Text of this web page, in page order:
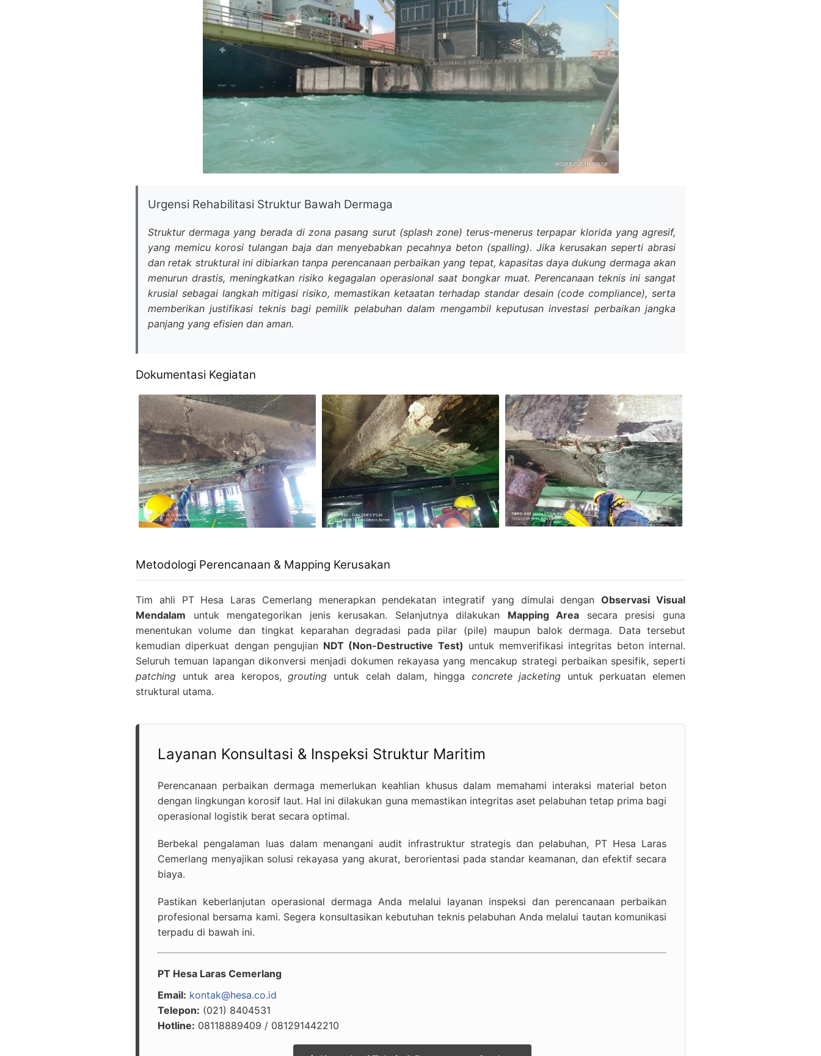
Urgensi Rehabilitasi Struktur Bawah Dermaga
Struktur dermaga yang berada di zona pasang surut (splash zone) terus-menerus terpapar klorida yang agresif,
yang memicu korosi tulangan baja dan menyebabkan pecahnya beton (spalling). Jika kerusakan seperti abrasi
dan retak struktural ini dibiarkan tanpa perencanaan perbaikan yang tepat, kapasitas daya dukung dermaga akan
menurun drastis, meningkatkan risiko kegagalan operasional saat bongkar muat. Perencanaan teknis ini sangat
krusial sebagai langkah mitigasi risiko, memastikan ketaatan terhadap standar desain (code compliance), serta
memberikan justifikasi teknis bagi pemilik pelabuhan dalam mengambil keputusan investasi perbaikan jangka
panjang yang efisien dan aman.
Dokumentasi Kegiatan
Metodologi Perencanaan & Mapping Kerusakan
Tim ahli PT Hesa Laras Cemerlang menerapkan pendekatan integratif yang dimulai denganObservasi Visual
Mendalam untuk mengategorikan jenis kerusakan. Selanjutnya dilakukan Mapping Area secara presisi guna
menentukan volume dan tingkat keparahan degradasi pada pilar (pile) maupun balok dermaga. Data tersebut
kemudian diperkuat dengan pengujian NDT (Non-Destructive Test) untuk memverifikasi integritas beton internal.
Seluruh temuan lapangan dikonversi menjadi dokumen rekayasa yang mencakup strategi perbaikan spesifik, seperti
patching untuk area keropos,grouting untuk celah dalam, hingga concrete jacketing untuk perkuatan elemen
struktural utama.
Layanan Konsultasi & Inspeksi Struktur Maritim
Perencanaan perbaikan dermaga memerlukan keahlian khusus dalam memahami interaksi material beton
dengan lingkungan korosif laut. Hal ini dilakukan guna memastikan integritas aset pelabuhan tetap prima bagi
operasional logistik berat secara optimal.
Berbekal pengalaman luas dalam menangani audit infrastruktur strategis dan pelabuhan, PT Hesa Laras
Cemerlang menyajikan solusi rekayasa yang akurat, berorientasi pada standar keamanan, dan efektif secara
biaya.
Pastikan keberlanjutan operasional dermaga Anda melalui layanan inspeksi dan perencanaan perbaikan
profesional bersama kami. Segera konsultasikan kebutuhan teknis pelabuhan Anda melalui tautan komunikasi
terpadu di bawah ini.
PT Hesa Laras Cemerlang
Email: kontak@hesa.co.id
Telepon: (021) 8404531
Hotline: 08118889409 / 081291442210